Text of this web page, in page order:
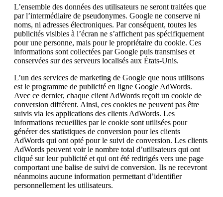
L’ensemble des données des utilisateurs ne seront traitées que
par l’intermédiaire de pseudonymes. Google ne conserve ni
noms, ni adresses électroniques. Par conséquent, toutes les
publicités visibles à l’écran ne s’affichent pas spécifiquement
pour une personne, mais pour le propriétaire du cookie. Ces
informations sont collectées par Google puis transmises et
conservées sur des serveurs localisés aux États-Unis.
L’un des services de marketing de Google que nous utilisons
est le programme de publicité en ligne Google AdWords.
Avec ce dernier, chaque client AdWords reçoit un cookie de
conversion différent. Ainsi, ces cookies ne peuvent pas être
suivis via les applications des clients AdWords. Les
informations recueillies par le cookie sont utilisées pour
générer des statistiques de conversion pour les clients
AdWords qui ont opté pour le suivi de conversion. Les clients
AdWords peuvent voir le nombre total d’utilisateurs qui ont
cliqué sur leur publicité et qui ont été redirigés vers une page
comportant une balise de suivi de conversion. Ils ne recevront
néanmoins aucune information permettant d’identifier
personnellement les utilisateurs.